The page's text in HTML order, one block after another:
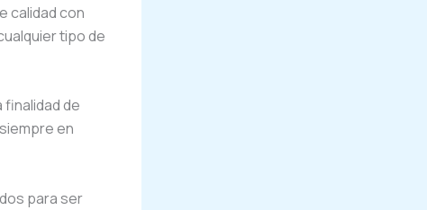
calidad con
tipo de
finalidad de
en
para ser